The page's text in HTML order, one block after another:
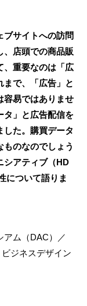
ブサイトへの訪問
、店頭での商品販
、重要なのは「広
まで、「広告」と
容易ではありませ
タ」と広告配信を
した。購買データ
のなのでしょう
シアティブ（HD
について語りま
アム（DAC）／
ジネスデザイン